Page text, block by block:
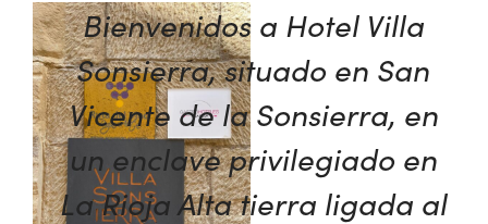
Bienvenidos a Hotel Villa
Sonsierra, situado en San
Vicente de la Sonsierra, en
un enclave privilegiado en
La Rioja Alta tierra ligada al